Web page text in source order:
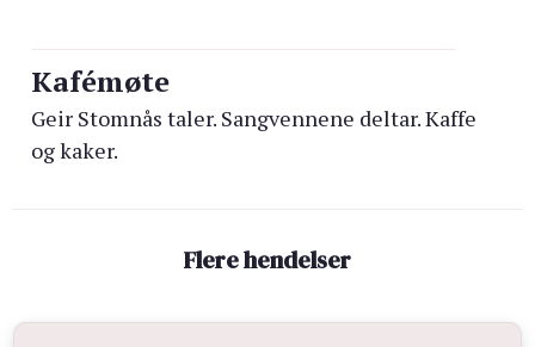
Kafémøte
Geir Stomnås taler. Sangvennene deltar. Kaffe
og kaker.
Flere hendelser